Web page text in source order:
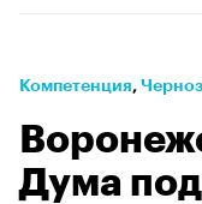
Компетенция⁠,
Дума